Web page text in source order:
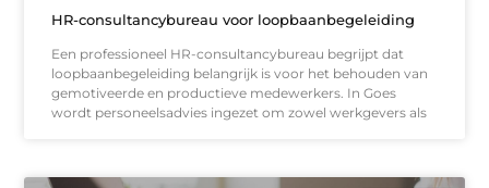
HR-consultancybureau voor loopbaanbegeleiding
Een professioneel HR-consultancybureau begrijpt dat
loopbaanbegeleiding belangrijk is voor het behouden van
gemotiveerde en productieve medewerkers. In Goes
wordt personeelsadvies ingezet om zowel werkgevers als